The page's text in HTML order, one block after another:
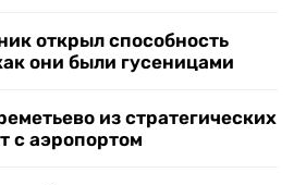
открыл способность
они были гусеницами
из стратегических
с аэропортом